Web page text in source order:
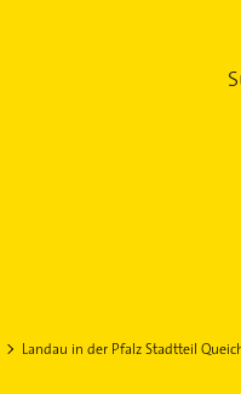
Landau in der Pfalz Stadtteil